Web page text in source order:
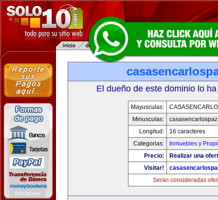
El dueño de este dominio lo
Mayusculas:
Minusculas:
Longitud:
16 caracteres
Categorias:
Inmuebles y
Precio:
Realizar una
Visitar!
Serán consideradas